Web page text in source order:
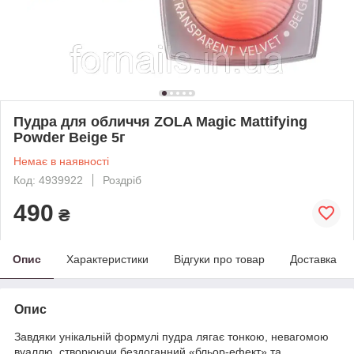
Пудра для обличчя ZOLA Magic Mattifying
Powder Beige 5г
Немає в наявності
Код: 4939922
Роздріб
490 ₴
Опис Характеристики Відгуки про товар Доставка
Опис
Завдяки унікальній формулі пудра лягає тонкою, невагомою
вуаллю, створюючи бездоганний «бльор-ефект» та